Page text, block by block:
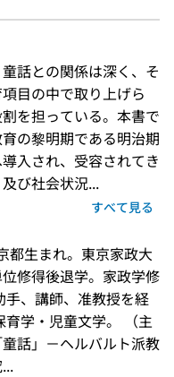
話との関係は深く、そ
目の中で取り上げら
を担っている。本書で
の黎明期である明治期
入され、受容されてき
び社会状況...
すべて見る
都生まれ。東京家政大
修得後退学。家政学修
、講師、准教授を経
学・児童文学。 （主
話」－ヘルバルト派教